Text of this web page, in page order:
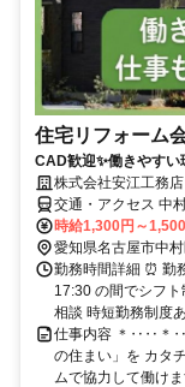
住宅リフォーム
CAD歓迎✨働きやす
株式会社安江工務
交通・アクセス 中
時給1,300円～
愛知県名古屋市中
勤務時間詳細 ⏰
17:30 の間でシフ
相談 時短勤務制度
仕事内容 ＊‥‥＊‥
の住まい」を カタ
ムで協力して働け